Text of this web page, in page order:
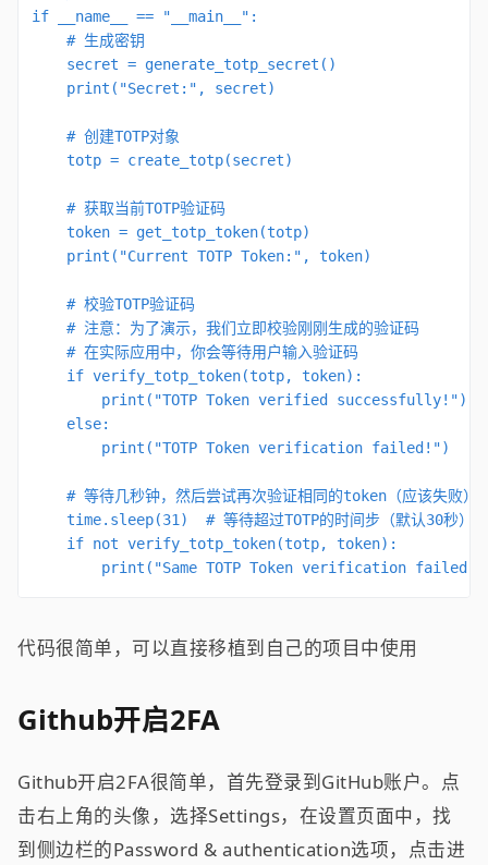
if __name__ == "__main__":
    # 生成密钥
    secret = generate_totp_secret()
    print("Secret:", secret)
    # 创建TOTP对象
    totp = create_totp(secret)
    # 获取当前TOTP验证码
    token = get_totp_token(totp)
    print("Current TOTP Token:", token)
    # 校验TOTP验证码
    # 注意：为了演示，我们立即校验刚刚生成的验证码
    # 在实际应用中，你会等待用户输入验证码
    if verify_totp_token(totp, token):
        print("TOTP Token verified successfully!")
    else:
        print("TOTP Token verification failed!")
    # 等待几秒钟，然后尝试再次验证相同的token（应该失败）
    time.sleep(31)  # 等待超过TOTP的时间步（默认30秒）
    if not verify_totp_token(totp, token):
print("Same TOTP Token verification failed
代码很简单，可以直接移植到自己的项目中使用
Github开启2FA
Github开启2FA很简单，首先登录到GitHub账户。点
击右上角的头像，选择Settings，在设置页面中，找
到侧边栏的Password & authentication选项，点击进